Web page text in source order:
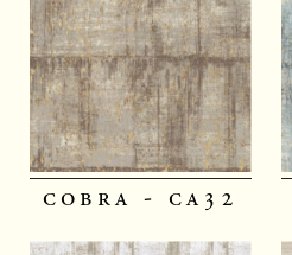
cobra - ca32